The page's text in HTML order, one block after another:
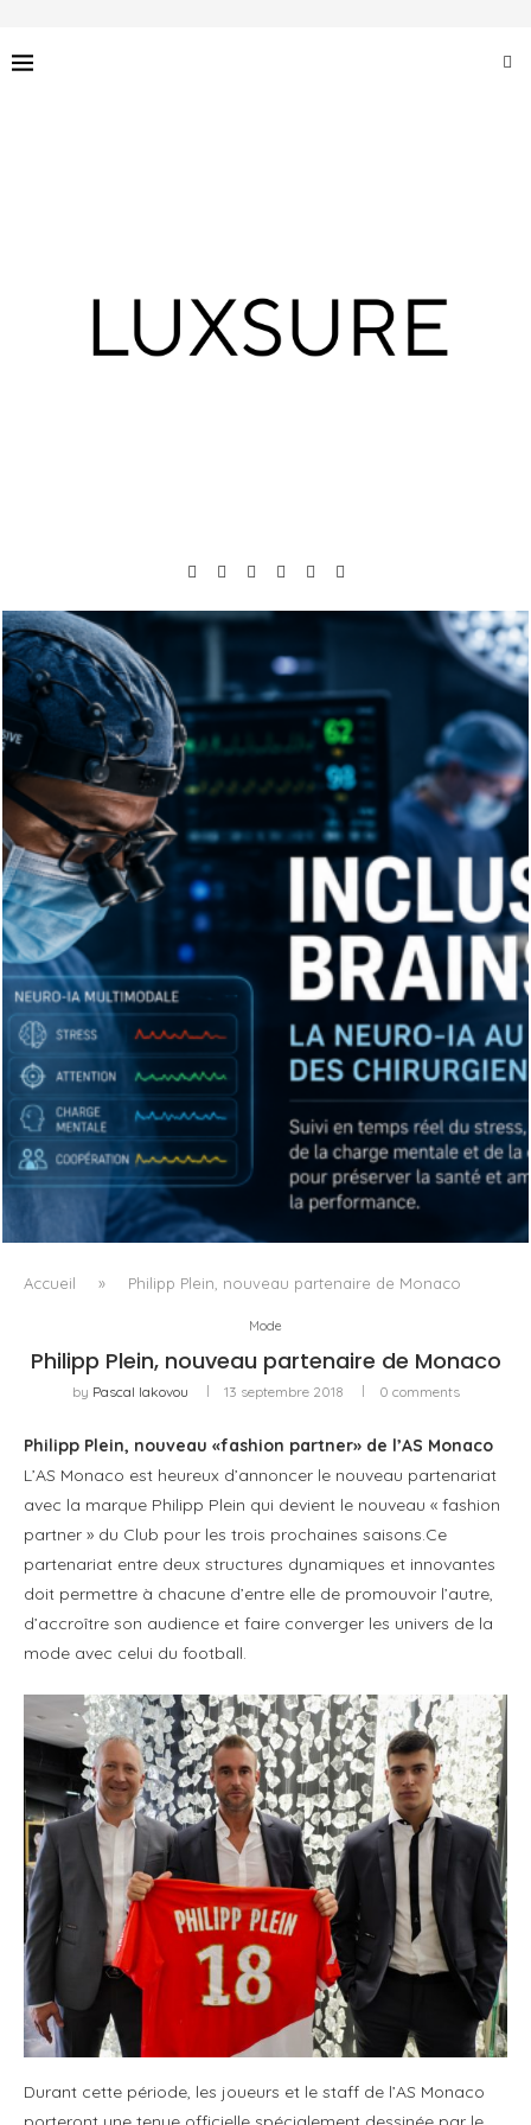
QUAND LA MACHINE APPREND À LIRE LA FATIGUE DU
CHIRURGIEN
Accueil » Philipp Plein, nouveau partenaire de Monaco
Mode
Philipp Plein, nouveau partenaire de Monaco
by Pascal Iakovou 13 septembre 2018 0 comments
Philipp Plein, nouveau «fashion partner» de l’AS Monaco
L’AS Monaco est heureux d’annoncer le nouveau partenariat
avec la marque Philipp Plein qui devient le nouveau « fashion
partner » du Club pour les trois prochaines saisons.Ce
partenariat entre deux structures dynamiques et innovantes
doit permettre à chacune d’entre elle de promouvoir l’autre,
d’accroître son audience et faire converger les univers de la
mode avec celui du football.
Durant cette période, les joueurs et le staff de l’AS Monaco